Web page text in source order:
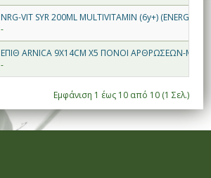
NRG-VIT SYR 200ML MULTIVITAMIN (6y+)
-
ΕΠΙΘ ARNICA 9X14CM X5 ΠΟΝΟΙ ΑΡΘΡΩΣΕΩΝ-
-
Εμφάνιση 1 έως 10 από 10 (1 Σελ.)